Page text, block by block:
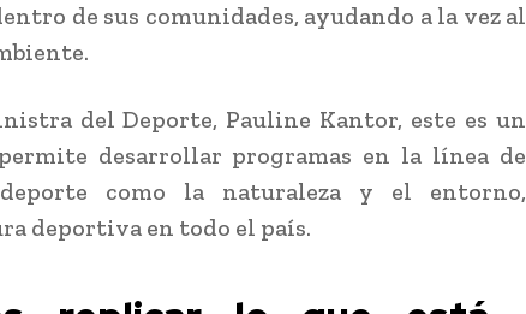
de sus comunidades, ayudando a la vez al
del Deporte, Pauline Kantor, este es un
desarrollar programas en la línea de
como la naturaleza y el entorno,
deportiva en todo el país.